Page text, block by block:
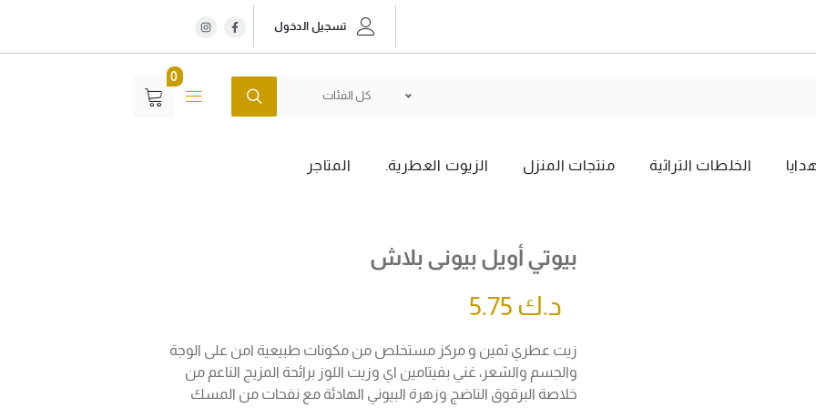
تسجيل الدخول
كل الفئات
0
الخلطات التراثية منتجات المنزل الزيوت العطرية. المتاجر
بيوتي أويل بيونى بلاش
د.ك
زيت عطري ثمين و مركز مستخلص من مكونات طبيعية امن على الوجة
والجسم والشعر، غني بفيتامين اي وزيت اللوز برائحة المزيج الناعم من
خلاصة البرقوق الناضج وزهرة البيوني الهادئة مع نفحات من المسك